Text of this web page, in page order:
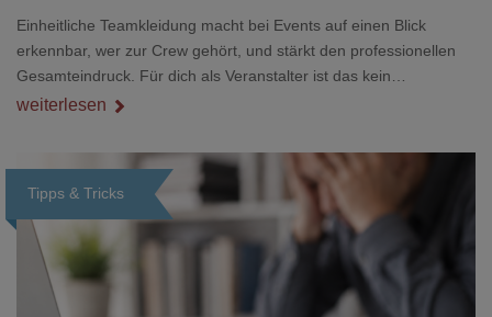
Einheitliche Teamkleidung macht bei Events auf einen Blick
erkennbar, wer zur Crew gehört, und stärkt den professionellen
Gesamteindruck. Für dich als Veranstalter ist das kein
Nebenthema: Bei Textilien mit Stickerei oder mehreren
weiterlesen
Tipps & Tricks